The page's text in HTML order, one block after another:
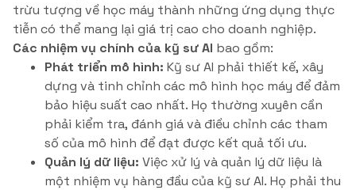
trừu tượng về học máy thành những ứng dụng thực
tiễn có thể mang lại giá trị cao cho doanh nghiệp.
Các nhiệm vụ chính của kỹ sư AI bao gồm:
Phát triển mô hình: Kỹ sư AI phải thiết kế, xây
dựng và tinh chỉnh các mô hình học máy để đảm
bảo hiệu suất cao nhất. Họ thường xuyên cần
phải kiểm tra, đánh giá và điều chỉnh các tham
số của mô hình để đạt được kết quả tối ưu.
Quản lý dữ liệu: Việc xử lý và quản lý dữ liệu là
một nhiệm vụ hàng đầu của kỹ sư AI. Họ phải thu